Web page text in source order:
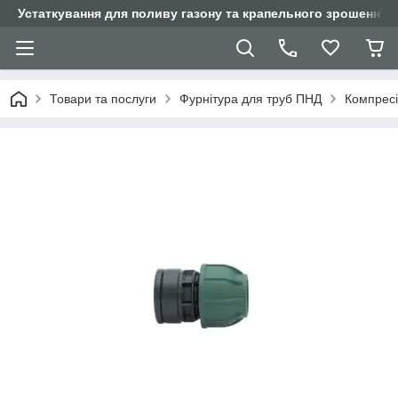
Устаткування для поливу газону та крапельного зрошення
Товари та послуги Фурнітура для труб ПНД